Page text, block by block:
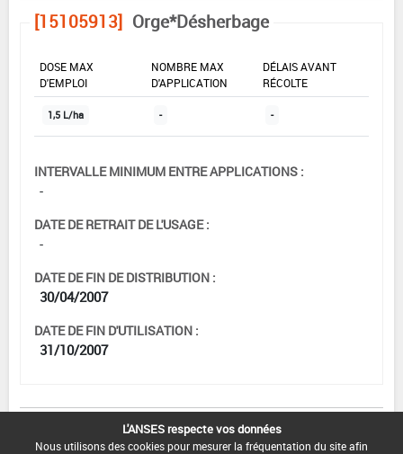
[15105913] Orge*Désherbage
DOSE MAX
D'EMPLOI
NOMBRE MAX
D'APPLICATION
DÉLAIS AVANT
RÉCOLTE
1,5 L/ha - -
INTERVALLE MINIMUM ENTRE APPLICATIONS :
-
DATE DE RETRAIT DE L'USAGE :
-
DATE DE FIN DE DISTRIBUTION :
30/04/2007
DATE DE FIN D'UTILISATION :
31/10/2007
Seigle*Désherbage
L'ANSES respecte vos données
Nous utilisons des cookies pour mesurer la fréquentation du site afin